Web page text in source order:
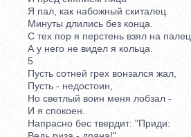
Я пал, как набожный скиталец.
Минуты длились без конца.
С тех пор я перстень взял на палец,
А у него не видел я кольца.
5
Пусть сотней грех вонзался жал,
Пусть - недостоин,
Но светлый воин меня лобзал -
И я спокоен.
Напрасно бес твердит: "Приди: